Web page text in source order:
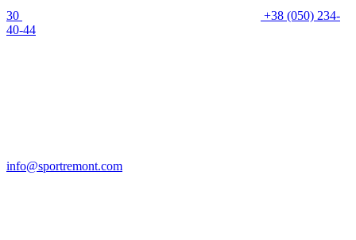
30
+38 (050) 234-
40-44
info@sportremont.com